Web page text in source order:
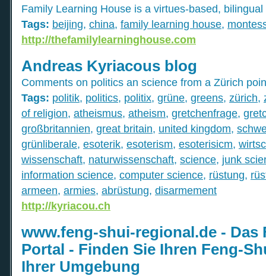
Family Learning House is a virtues-based,
Tags: beijing, china, family learning house,
http://thefamilylearninghouse.com
Andreas Kyriacous blog
Comments on politics an science from a Zürich
Tags: politik, politics, politix, grüne, greens, zürich,
of religion, atheismus, atheism, gretchenfrage,
großbritannien, great britain, united kingdom,
grünliberale, esoterik, esoterism, esoterisicm,
wissenschaft, naturwissenschaft, science, junk
information science, computer science, rüstung,
armeen, armies, abrüstung, disarmement
http://kyriacou.ch
www.feng-shui-regional.de - Das
Portal - Finden Sie Ihren Feng-
Ihrer Umgebung